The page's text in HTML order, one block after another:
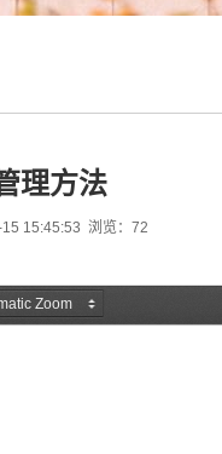
理方法
15:45:53 浏览： 72